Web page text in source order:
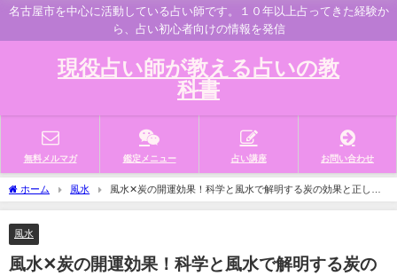
名古屋市を中心に活動している占い師です。１０年以上占ってきた経験か
ら、占い初心者向けの情報を発信
現役占い師が教える占いの教
科書
無料メルマガ 鑑定メニュー 占い講座 お問い合わせ
ホーム 風水
風水✕炭の開運効果！科学と風水で解明する炭の効果と正しい
使い方
風水
風水✕炭の開運効果！科学と風水で解明する炭の